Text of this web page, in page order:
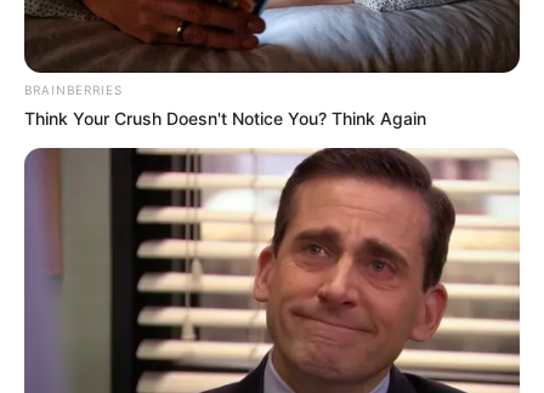
BRAINBERRIES
Think Your Crush Doesn't Notice You? Think Again